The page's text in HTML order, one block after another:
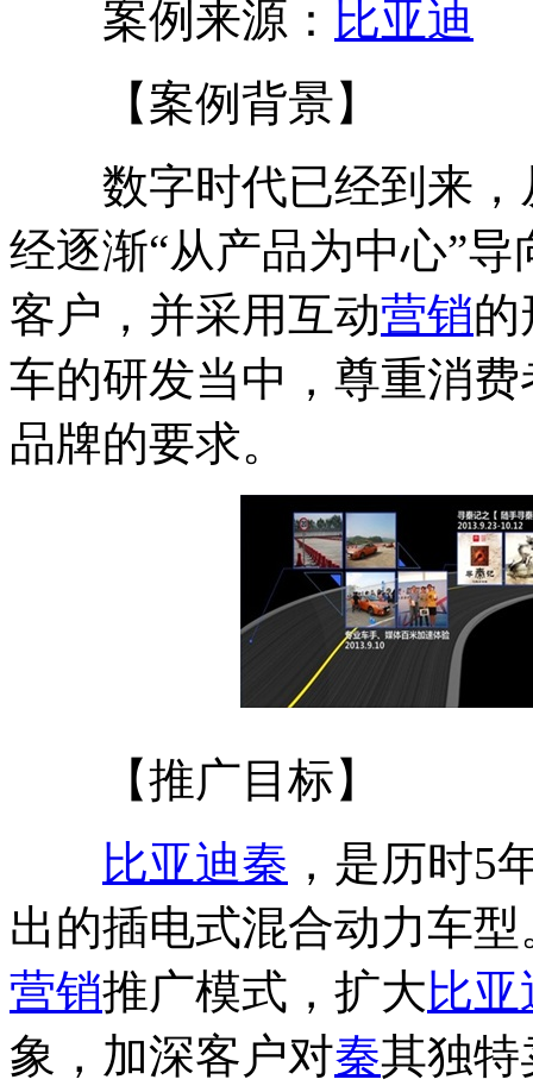
案例来源： 比亚迪
【案例背景】
数字时代已经到来，
经逐渐“从产品为中心”
客户，并采用互动营销的
车的研发当中，尊重消
品牌的要求。
【推广目标】
比亚迪秦 ，是历时5
出的插电式混合动力车型
营销推广模式，扩大比
象，加深客户对秦其独